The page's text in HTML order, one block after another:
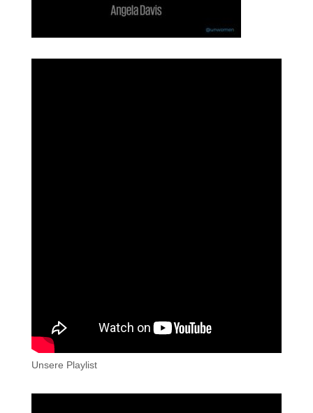
Unsere Playlist